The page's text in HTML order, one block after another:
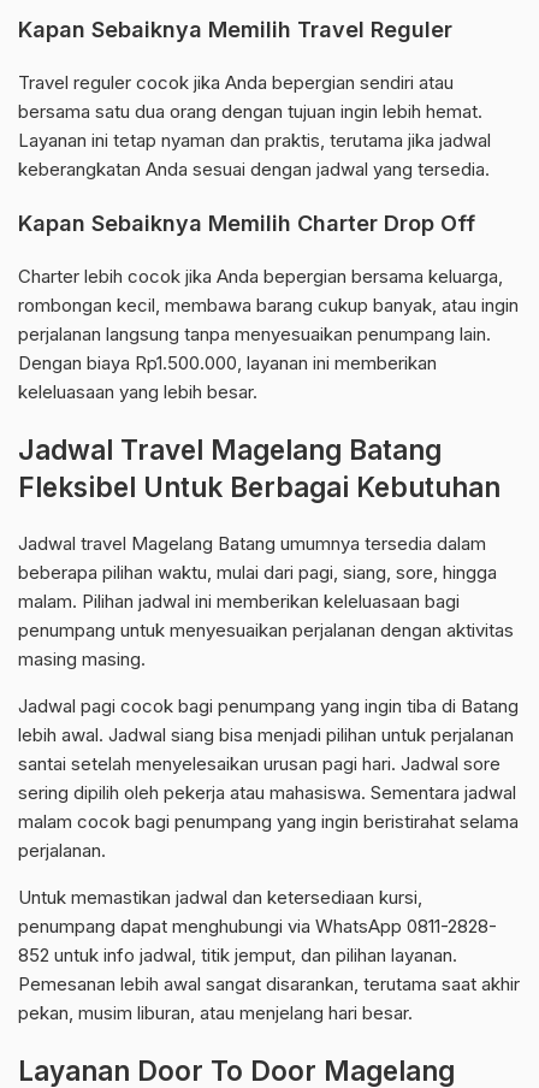
Kapan Sebaiknya Memilih Travel Reguler
Travel reguler cocok jika Anda bepergian sendiri atau
bersama satu dua orang dengan tujuan ingin lebih hemat.
Layanan ini tetap nyaman dan praktis, terutama jika jadwal
keberangkatan Anda sesuai dengan jadwal yang tersedia.
Kapan Sebaiknya Memilih Charter Drop Off
Charter lebih cocok jika Anda bepergian bersama keluarga,
rombongan kecil, membawa barang cukup banyak, atau ingin
perjalanan langsung tanpa menyesuaikan penumpang lain.
Dengan biaya Rp1.500.000, layanan ini memberikan
keleluasaan yang lebih besar.
Jadwal Travel Magelang Batang
Fleksibel Untuk Berbagai Kebutuhan
Jadwal travel Magelang Batang umumnya tersedia dalam
beberapa pilihan waktu, mulai dari pagi, siang, sore, hingga
malam. Pilihan jadwal ini memberikan keleluasaan bagi
penumpang untuk menyesuaikan perjalanan dengan aktivitas
masing masing.
Jadwal pagi cocok bagi penumpang yang ingin tiba di Batang
lebih awal. Jadwal siang bisa menjadi pilihan untuk perjalanan
santai setelah menyelesaikan urusan pagi hari. Jadwal sore
sering dipilih oleh pekerja atau mahasiswa. Sementara jadwal
malam cocok bagi penumpang yang ingin beristirahat selama
perjalanan.
Untuk memastikan jadwal dan ketersediaan kursi,
penumpang dapat menghubungi via WhatsApp 0811-2828-
852 untuk info jadwal, titik jemput, dan pilihan layanan.
Pemesanan lebih awal sangat disarankan, terutama saat akhir
pekan, musim liburan, atau menjelang hari besar.
Layanan Door To Door Magelang